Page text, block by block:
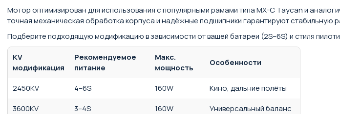
Мотор оптимизирован для использования с популярными рамами типа MX-C Taycan и
точная механическая обработка корпуса и надёжные подшипники гарантируют стабильную
Подберите подходящую модификацию в зависимости от вашей батареи (2S–6S) и стиля
KV
модификация
Рекомендуемое
питание
Макс.
мощность
Особенности
2450KV 4–6S 160W
Кино, дальние полёты
3600KV
3–4S 160W Универсальный баланс